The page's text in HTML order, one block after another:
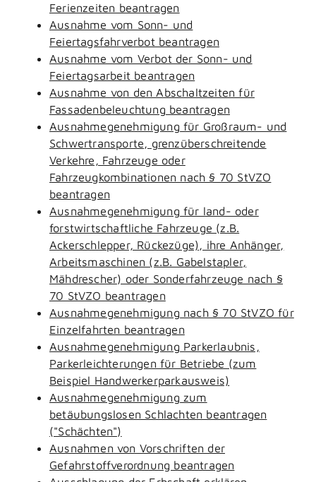
Ferienzeiten beantragen
Ausnahme vom Sonn- und
Feiertagsfahrverbot beantragen
Ausnahme vom Verbot der Sonn- und
Feiertagsarbeit beantragen
Ausnahme von den Abschaltzeiten für
Fassadenbeleuchtung beantragen
Ausnahmegenehmigung für Großraum- und
Schwertransporte, grenzüberschreitende
Verkehre, Fahrzeuge oder
Fahrzeugkombinationen nach § 70 StVZO
beantragen
Ausnahmegenehmigung für land- oder
forstwirtschaftliche Fahrzeuge (z.B.
Ackerschlepper, Rückezüge), ihre Anhänger,
Arbeitsmaschinen (z.B. Gabelstapler,
Mähdrescher) oder Sonderfahrzeuge nach §
70 StVZO beantragen
Ausnahmegenehmigung nach § 70 StVZO für
Einzelfahrten beantragen
Ausnahmegenehmigung Parkerlaubnis,
Parkerleichterungen für Betriebe (zum
Beispiel Handwerkerparkausweis)
Ausnahmegenehmigung zum
betäubungslosen Schlachten beantragen
("Schächten")
Ausnahmen von Vorschriften der
Gefahrstoffverordnung beantragen